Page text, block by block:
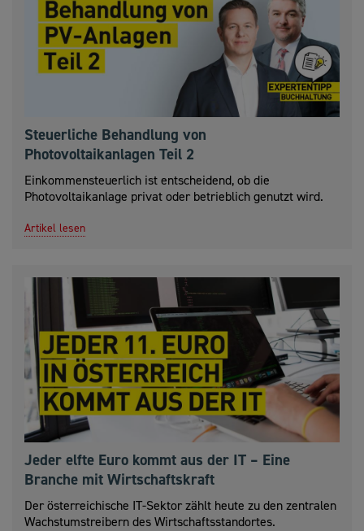
Steuerliche Behandlung von
Photovoltaikanlagen Teil 2
Einkommensteuerlich ist entscheidend, ob die
Photovoltaikanlage privat oder betrieblich genutzt wird.
Artikel lesen
Jeder elfte Euro kommt aus der IT – Eine
Branche mit Wirtschaftskraft
Der österreichische IT-Sektor zählt heute zu den zentralen
Wachstumstreibern des Wirtschaftsstandortes.